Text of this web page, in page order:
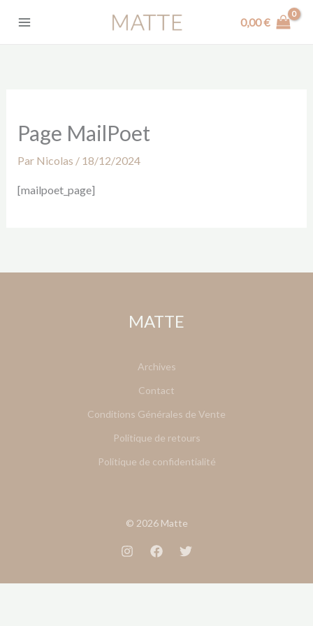
Livraison offerte partout en France ! ✕
0,00€
Page MailPoet
Par Nicolas / 18/12/2024
[mailpoet_page]
MATTE
Archives
Contact
Conditions Générales de Vente
Politique de retours
Politique de confidentialité
© 2026 Matte